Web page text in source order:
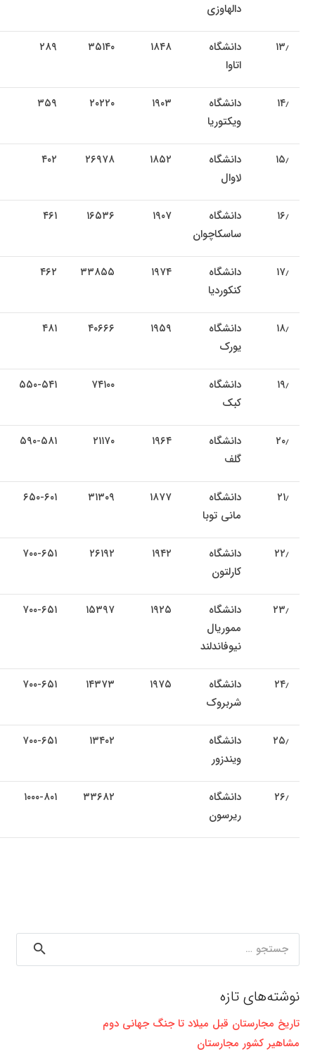
دالهاوزی
۱۳٫
دانشگاه
اتاوا
۱۸۴۸ ۳۵۱۴۰ ۲۸۹
۱۴٫
دانشگاه
ویکتوریا
۱۹۰۳ ۲۰۲۲۰ ۳۵۹
۱۵٫
دانشگاه
لاوال
۱۸۵۲ ۲۶۹۷۸ ۴۰۲
۱۶٫
دانشگاه
ساسکاچوان
۱۹۰۷ ۱۶۵۳۶ ۴۶۱
۱۷٫
دانشگاه
کنکوردیا
۱۹۷۴ ۳۳۸۵۵ ۴۶۲
۱۸٫
دانشگاه
یورک
۱۹۵۹ ۴۰۶۶۶ ۴۸۱
۱۹٫
دانشگاه
کبک
۷۴۱۰۰ ۵۵۰-۵۴۱
۲۰٫
دانشگاه
گلف
۱۹۶۴ ۲۱۱۷۰ ۵۹۰-۵۸۱
۲۱٫
دانشگاه
مانی توبا
۱۸۷۷ ۳۱۳۰۹ ۶۵۰-۶۰۱
۲۲٫
دانشگاه
کارلتون
۱۹۴۲ ۲۶۱۹۲ ۷۰۰-۶۵۱
۲۳٫
دانشگاه
مموریال
نیوفاندلند
۱۹۲۵ ۱۵۳۹۷ ۷۰۰-۶۵۱
۲۴٫
دانشگاه
شربروک
۱۹۷۵ ۱۴۳۷۳ ۷۰۰-۶۵۱
۲۵٫
دانشگاه
ویندزور
۱۳۴۰۲ ۷۰۰-۶۵۱
۲۶٫
دانشگاه
ریرسون
۳۳۶۸۲ ۱۰۰۰-۸۰۱
برای:
نوشته‌های تازه
تاریخ مجارستان قبل میلاد تا جنگ جهانی دوم
مشاهیر کشور مجارستان